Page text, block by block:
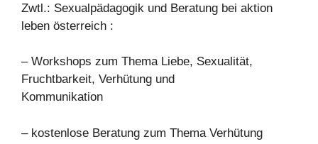
Zwtl.: Sexualpädagogik und Beratung bei aktion
leben österreich :
– Workshops zum Thema Liebe, Sexualität,
Fruchtbarkeit, Verhütung und
Kommunikation
– kostenlose Beratung zum Thema Verhütung